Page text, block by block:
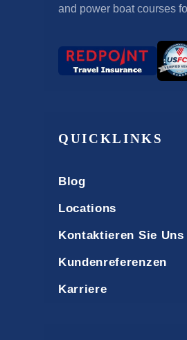
and power boat courses
QUICKLINKS
Blog
Locations
Kontaktieren Sie Uns
Kundenreferenzen
Karriere